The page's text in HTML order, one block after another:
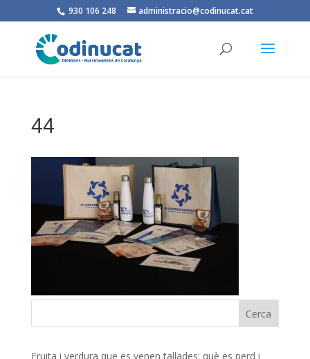
930 106 248 administracio@codinucat.cat
44
Fruita i verdura que es venen tallades: què es perd i